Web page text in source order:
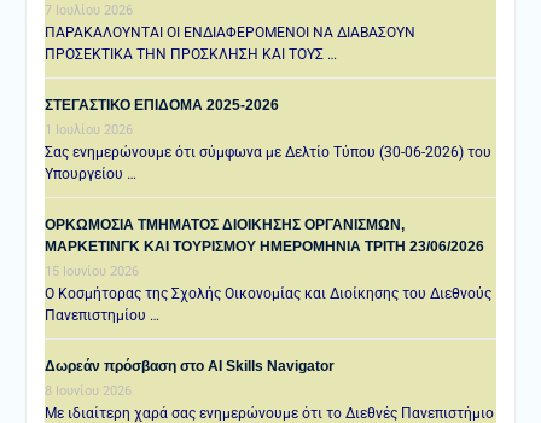
7 Ιουλίου 2026
ΠΑΡΑΚΑΛΟΥΝΤΑΙ ΟΙ ΕΝΔΙΑΦΕΡΟΜΕΝΟΙ ΝΑ ΔΙΑΒΑΣΟΥΝ
ΠΡΟΣΕΚΤΙΚΑ ΤΗΝ ΠΡΟΣΚΛΗΣΗ ΚΑΙ ΤΟΥΣ …
ΣΤΕΓΑΣΤΙΚΟ ΕΠΙΔΟΜΑ 2025-2026
1 Ιουλίου 2026
Σας ενημερώνουμε ότι σύμφωνα με Δελτίο Τύπου (30-06-2026) του
Υπουργείου …
ΟΡΚΩΜΟΣΙΑ ΤΜΗΜΑΤΟΣ ΔΙΟΙΚΗΣΗΣ ΟΡΓΑΝΙΣΜΩΝ,
ΜΑΡΚΕΤΙΝΓΚ ΚΑΙ ΤΟΥΡΙΣΜΟΥ ΗΜΕΡΟΜΗΝΙΑ TΡΙΤΗ 23/06/2026
15 Ιουνίου 2026
Ο Κοσμήτορας της Σχολής Οικονομίας και Διοίκησης του Διεθνούς
Πανεπιστημίου …
Δωρεάν πρόσβαση στο AI Skills Navigator
8 Ιουνίου 2026
Με ιδιαίτερη χαρά σας ενημερώνουμε ότι το Διεθνές Πανεπιστήμιο